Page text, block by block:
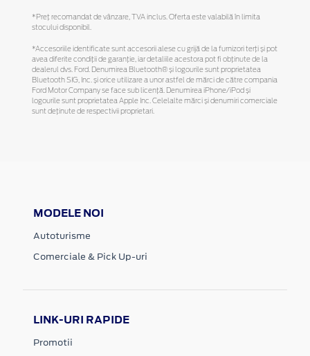
*Preţ recomandat de vânzare, TVA inclus. Oferta este valabilă în limita
stocului disponibil.
*Accesoriile identificate sunt accesorii alese cu grijă de la furnizori terți și pot
avea diferite condiții de garanție, iar detaliile acestora pot fi obținute de la
dealerul dvs. Ford. Denumirea Bluetooth® și logourile sunt proprietatea
Bluetooth SIG, Inc. și orice utilizare a unor astfel de mărci de către compania
Ford Motor Company se face sub licență. Denumirea iPhone/iPod și
logourile sunt proprietatea Apple Inc. Celelalte mărci și denumiri comerciale
sunt deținute de respectivii proprietari.
MODELE NOI
Autoturisme
Comerciale & Pick Up-uri
LINK-URI RAPIDE
Promotii